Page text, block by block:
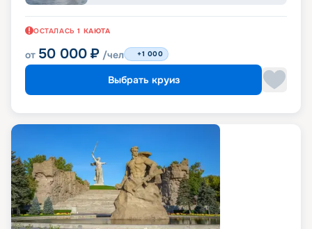
ОСТАЛАСЬ 1 КАЮТА
от 50 000 ₽ /чел +1 000
Выбрать круиз